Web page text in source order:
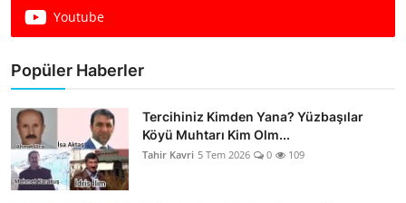
Dünya
Sağlık
Yerel
Video
Youtube
Popüler Haberler
Tercihiniz Kimden Yana? Yüzbaşılar
Köyü Muhtarı Kim Olm...
Tahir Kavri 5 Tem 2026 0 109